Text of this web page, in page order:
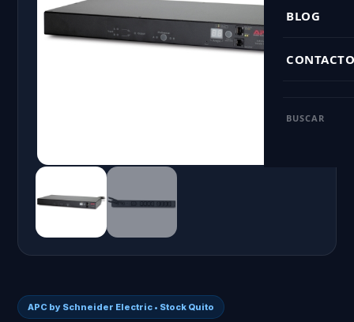
Sistemas
BLOG
CONTACTO
BUSCAR
APC by Schneider Electric • Stock Quito